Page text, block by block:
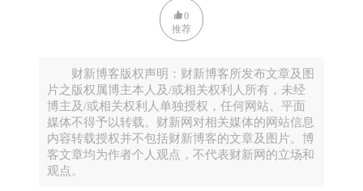
性”的首倡者是鲁迅，见于1907年的《摩罗诗力说》，
其实不确。1903年3月，梁启勋（梁启超之弟）在第25
与教育之关系》一文，第一次提出“国民性”的概念，
并定义为：“取族中各人之心理特性而总合之，即所谓
国民性也，即一民族之平均模型也。”此即为“国民
性”之滥觞。1910年，梁启超在《国风报》发表《中国
前途之希望与国民责任》（《饮冰室文集（26）》，
0
推荐
财新博客版权声明：财新博客所发布文章及图
片之版权属博主本人及/或相关权利人所有，未经
博主及/或相关权利人单独授权，任何网站、平面
媒体不得予以转载。财新网对相关媒体的网站信息
内容转载授权并不包括财新博客的文章及图片。博
客文章均为作者个人观点，不代表财新网的立场和
观点。